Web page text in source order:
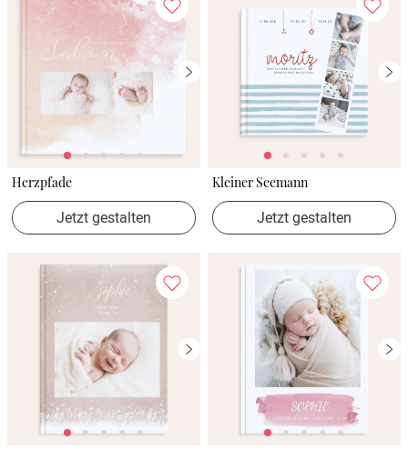
Herzpfade
Jetzt gestalten
Kleiner Seemann
Jetzt gestalten